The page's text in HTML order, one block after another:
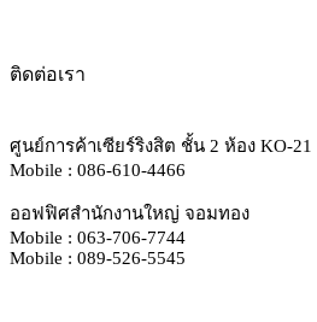
ติดต่อเรา
ศูนย์การค้าเซียร์ริงสิต ชั้น 2 ห้อง KO-21
Mobile : 086-610-4466
ออฟฟิศสำนักงานใหญ่ จอมทอง
Mobile : 063-706-7744
Mobile : 089-526-5545